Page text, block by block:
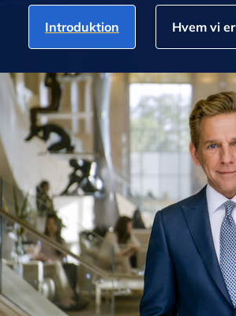
Introduktion Hvem vi er